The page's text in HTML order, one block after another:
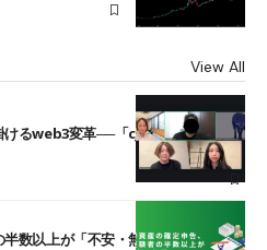
View All
けるweb3変革──「cJPY」とAIの融合
数以上が「不安・無理」